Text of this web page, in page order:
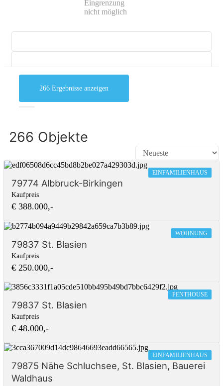
Eingrenzung
nicht möglich
mehr Suchoptionen
266 Ergebnisse anzeigen
266 Objekte
EINFAMILIENHAUS
79774 Albbruck-Birkingen
Kaufpreis
€ 388.000,-
WOHNUNG
79837 St. Blasien
Kaufpreis
€ 250.000,-
PENTHOUSE
79837 St. Blasien
Kaufpreis
€ 48.000,-
EINFAMILIENHAUS
79875 Nähe Schluchsee, St. Blasien, Bauerei
Waldhaus